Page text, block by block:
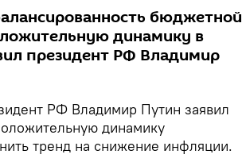
бюджетной
динамику в
президент РФ Владимир
РФ Владимир Путин заявил
динамику
тренд на снижение инфляции.